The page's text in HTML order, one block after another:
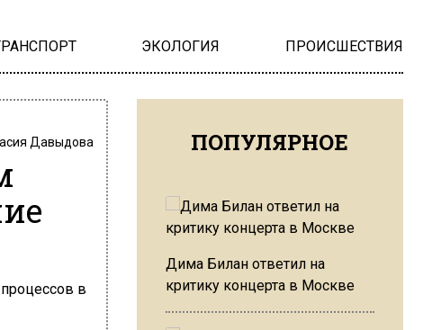
ЭКОЛОГИЯ ПРОИСШЕСТВИЯ
Давыдова ПОПУЛЯРНОЕ
Дима Билан ответил на
критику концерта в Москве